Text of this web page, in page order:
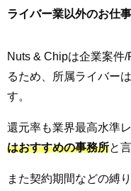
ライバー業以外のお仕
Nuts & Chipは企業案件
るため、所属ライバー
す。
還元率も業界最高水準
はおすすめの事務所と
また契約期間などの縛